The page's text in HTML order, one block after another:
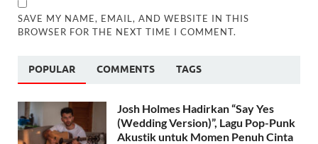
SAVE MY NAME, EMAIL, AND WEBSITE IN THIS
BROWSER FOR THE NEXT TIME I COMMENT.
POPULAR COMMENTS TAGS
Josh Holmes Hadirkan “Say Yes
(Wedding Version)”, Lagu Pop-Punk
Akustik untuk Momen Penuh Cinta